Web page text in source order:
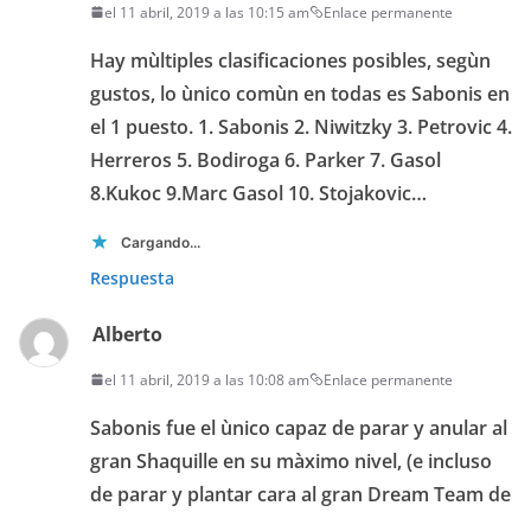
el 11 abril, 2019 a las 10:15 am Enlace permanente
Hay mùltiples clasificaciones posibles, segùn
gustos, lo ùnico comùn en todas es Sabonis en
el 1 puesto. 1. Sabonis 2. Niwitzky 3. Petrovic 4.
Herreros 5. Bodiroga 6. Parker 7. Gasol
8.Kukoc 9.Marc Gasol 10. Stojakovic…
Cargando...
Respuesta
Alberto
el 11 abril, 2019 a las 10:08 am Enlace permanente
Sabonis fue el ùnico capaz de parar y anular al
gran Shaquille en su màximo nivel, (e incluso
de parar y plantar cara al gran Dream Team de